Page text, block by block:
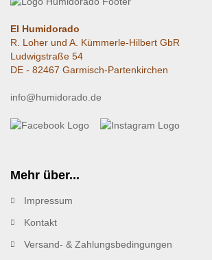
El Humidorado
R. Loher und A. Kümmerle-Hilbert GbR
Ludwigstraße 54
DE - 82467 Garmisch-Partenkirchen
info@humidorado.de
Mehr über...
Impressum
Kontakt
Versand- & Zahlungsbedingungen